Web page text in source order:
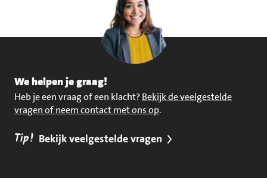
We helpen je graag!
Heb je een vraag of een klacht? Bekijk de veelgestelde
vragen of neem contact met ons op.
Tip! Bekijk veelgestelde vragen